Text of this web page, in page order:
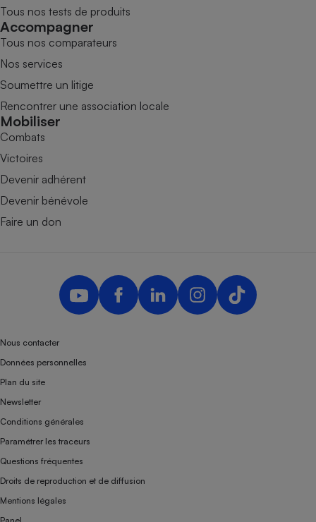
Tous nos tests de produits
Accompagner
Tous nos comparateurs
Nos services
Soumettre un litige
Rencontrer une association locale
Mobiliser
Combats
Victoires
Devenir adhérent
Devenir bénévole
Faire un don
Nous contacter
Données personnelles
Plan du site
Newsletter
Conditions générales
Paramétrer les traceurs
Questions fréquentes
Droits de reproduction et de diffusion
Mentions légales